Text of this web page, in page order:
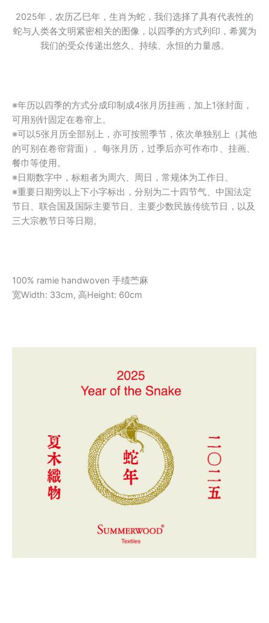
2025年，农历乙巳年，生肖为蛇，我们选择了具有代表性的
蛇与人类各文明紧密相关的图像，以四季的方式列印，希冀为
我们的受众传递出悠久、持续、永恒的力量感。
※年历以四季的方式分成印制成4张月历挂画，加上1张封面，
可用别针固定在卷帘上。
※可以5张月历全部别上，亦可按照季节，依次单独别上（其他
的可别在卷帘背面）。每张月历，过季后亦可作布巾、挂画、
餐巾等使用。
※日期数字中，标粗者为周六、周日，常规体为工作日。
※重要日期旁以上下小字标出，分别为二十四节气、中国法定
节日、联合国及国际主要节日、主要少数民族传统节日，以及
三大宗教节日等日期。
100% ramie handwoven 手绩苎麻
宽Width: 33cm, 高Height: 60cm